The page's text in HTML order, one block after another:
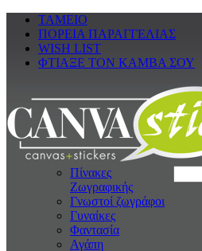
ΤΑΜΕΙΟ
ΠΟΡΕΙΑ ΠΑΡΑΓΓΕΛΙΑΣ
WISH LIST
ΦΤΙΑΞΕ ΤΟΝ ΚΑΜΒΑ ΣΟΥ
Πίνακες
Ζωγραφικής
Γνωστοί ζωγράφοι
Γυναίκες
Φαντασία
Αγάπη